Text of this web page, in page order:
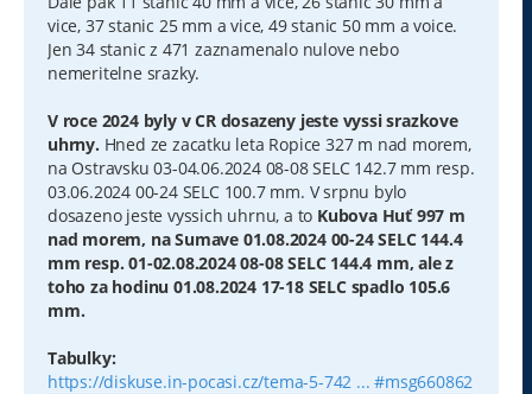
vice, 37 stanic 25 mm a vice, 49 stanic 50 mm a voice.
Jen 34 stanic z 471 zaznamenalo nulove nebo
nemeritelne srazky.
V roce 2024 byly v CR dosazeny jeste vyssi srazkove
uhrny. Hned ze zacatku leta Ropice 327 m nad morem,
na Ostravsku 03-04.06.2024 08-08 SELC 142.7 mm resp.
03.06.2024 00-24 SELC 100.7 mm. V srpnu bylo
dosazeno jeste vyssich uhrnu, a to Kubova Huť 997 m
nad morem, na Sumave 01.08.2024 00-24 SELC 144.4
mm resp. 01-02.08.2024 08-08 SELC 144.4 mm, ale z
toho za hodinu 01.08.2024 17-18 SELC spadlo 105.6
mm.
Tabulky:
https://diskuse.in-pocasi.cz/tema-5-742 ... #msg660862